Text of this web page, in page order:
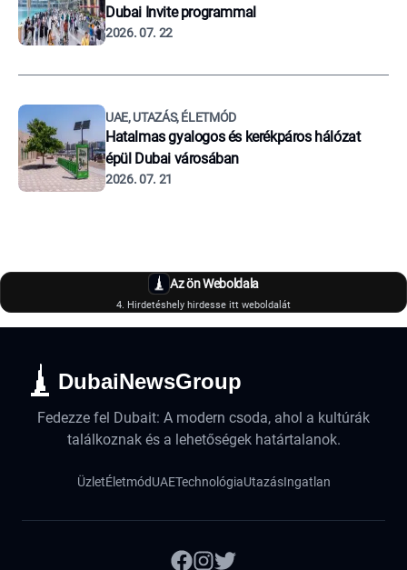
Dubai Invite programmal
2026. 07. 22
UAE, UTAZÁS, ÉLETMÓD
Hatalmas gyalogos és kerékpáros hálózat
épül Dubai városában
2026. 07. 21
Az ön Weboldala
4. Hirdetéshely hirdesse itt weboldalát
DubaiNewsGroup
Fedezze fel Dubait: A modern csoda, ahol a kultúrák
találkoznak és a lehetőségek határtalanok.
ÜzletÉletmódUAETechnológiaUtazásIngatlan